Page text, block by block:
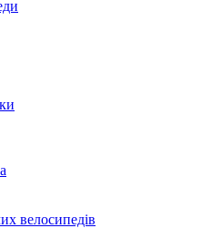
велосипедів